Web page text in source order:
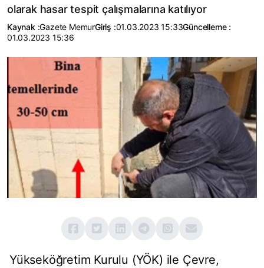
olarak hasar tespit çalışmalarına katılıyor
Kaynak :Gazete MemurGiriş :01.03.2023 15:33Güncelleme :
01.03.2023 15:36
Yükseköğretim Kurulu (YÖK) ile Çevre,